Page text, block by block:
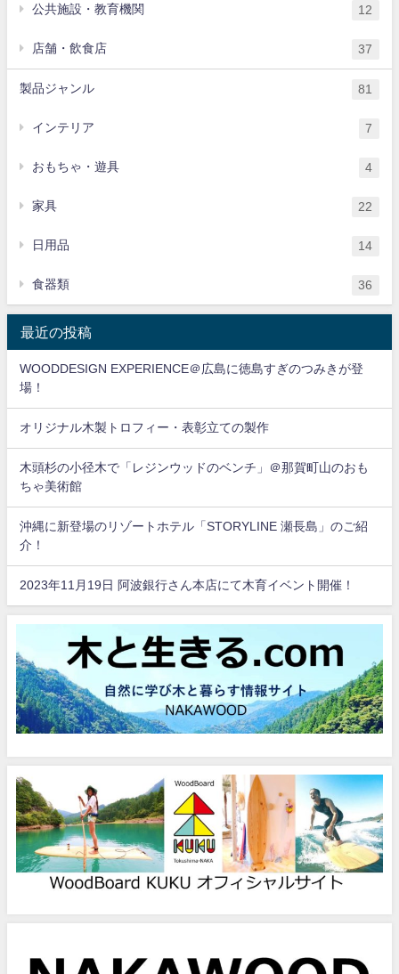
公共施設・教育機関 12
店舗・飲食店 37
製品ジャンル 81
インテリア 7
おもちゃ・遊具 4
家具 22
日用品 14
食器類 36
最近の投稿
WOODDESIGN EXPERIENCE＠広島に徳島すぎのつみきが登
場！
オリジナル木製トロフィー・表彰立ての製作
木頭杉の小径木で「レジンウッドのベンチ」＠那賀町山のおも
ちゃ美術館
沖縄に新登場のリゾートホテル「STORYLINE 瀬長島」のご紹
介！
2023年11月19日 阿波銀行さん本店にて木育イベント開催！